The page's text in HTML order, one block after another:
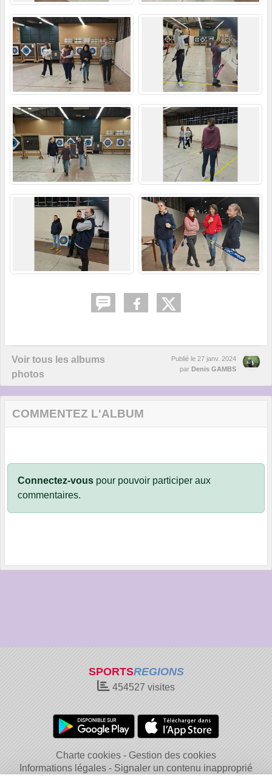
Voir tous les albums
photos
Publié le 27 janv. 2024
par Denis GAMBS
COMMENTEZ L'ALBUM
Connectez-vous pour pouvoir participer aux
commentaires.
SPORTSREGIONS
454527 visites
Charte cookies
Gestion des cookies
Informations légales
Signaler un contenu inapproprié